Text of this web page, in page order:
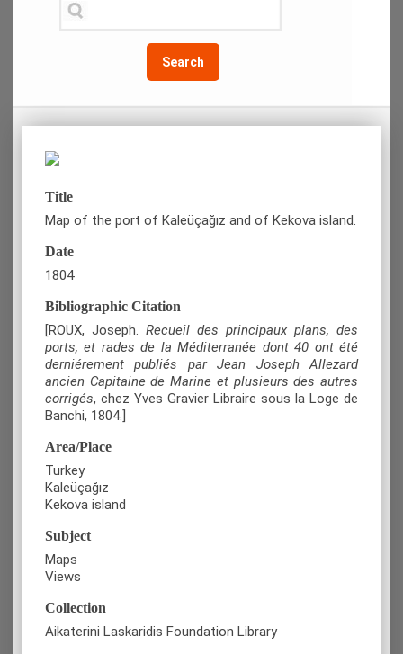
Search
Title
Map of the port of Kaleüçağız and of Kekova island.
Date
1804
Bibliographic Citation
[ROUX, Joseph. Recueil des principaux plans, des
ports, et rades de la Méditerranée dont 40 ont été
derniérement publiés par Jean Joseph Allezard
ancien Capitaine de Marine et plusieurs des autres
corrigés, chez Yves Gravier Libraire sous la Loge de
Banchi, 1804.]
Area/Place
Turkey
Kaleüçağız
Kekova island
Subject
Maps
Views
Collection
Aikaterini Laskaridis Foundation Library